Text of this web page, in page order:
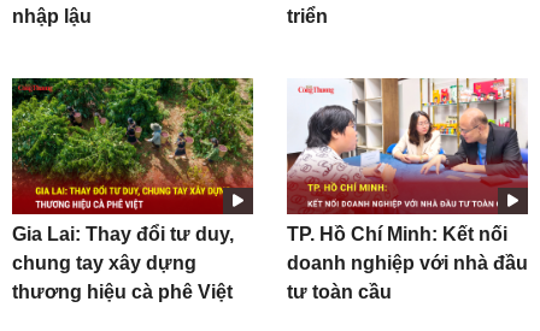
nhập lậu
triển
Gia Lai: Thay đổi tư duy,
chung tay xây dựng
thương hiệu cà phê Việt
TP. Hồ Chí Minh: Kết nối
doanh nghiệp với nhà đầu
tư toàn cầu